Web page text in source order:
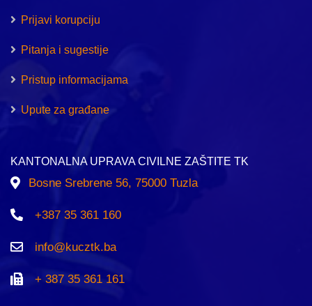
Prijavi korupciju
Pitanja i sugestije
Pristup informacijama
Upute za građane
KANTONALNA UPRAVA CIVILNE ZAŠTITE TK
Bosne Srebrene 56, 75000 Tuzla
+387 35 361 160
info@kucztk.ba
+ 387 35 361 161